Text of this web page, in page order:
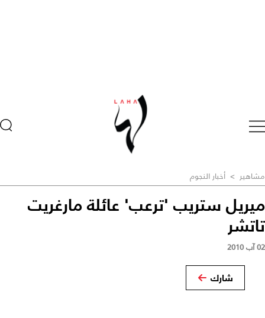
مشاهير > أخبار النجوم
ميريل ستريب 'ترعب' عائلة مارغريت
تاتشر
02 آب 2010
شارك